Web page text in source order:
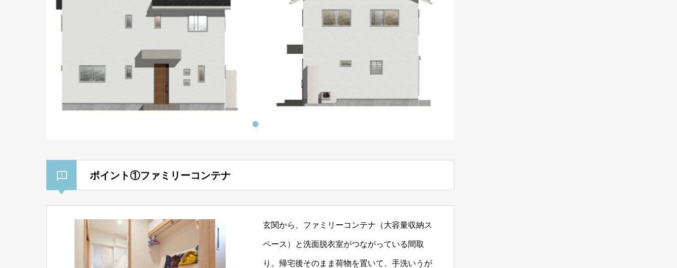
ポイント①ファミリーコンテナ
玄関から、ファミリーコンテナ（大容量収納ス
ペース）と洗面脱衣室がつながっている間取
り。帰宅後そのまま荷物を置いて、手洗いうが